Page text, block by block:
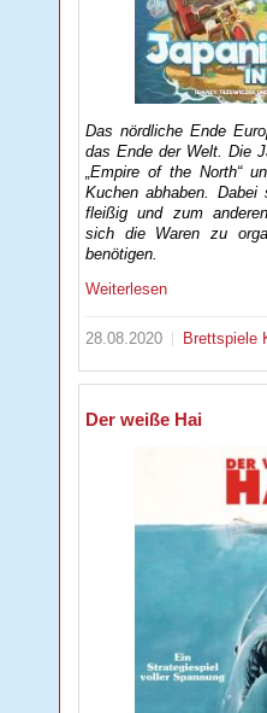
Das nördliche Ende
das Ende der Welt. Die
„Empire of the North“
Kuchen abhaben.
fleißig und zum
sich die Waren zu
benötigen.
Weiterlesen
28.08.2020 Brettspiele
Der weiße Hai